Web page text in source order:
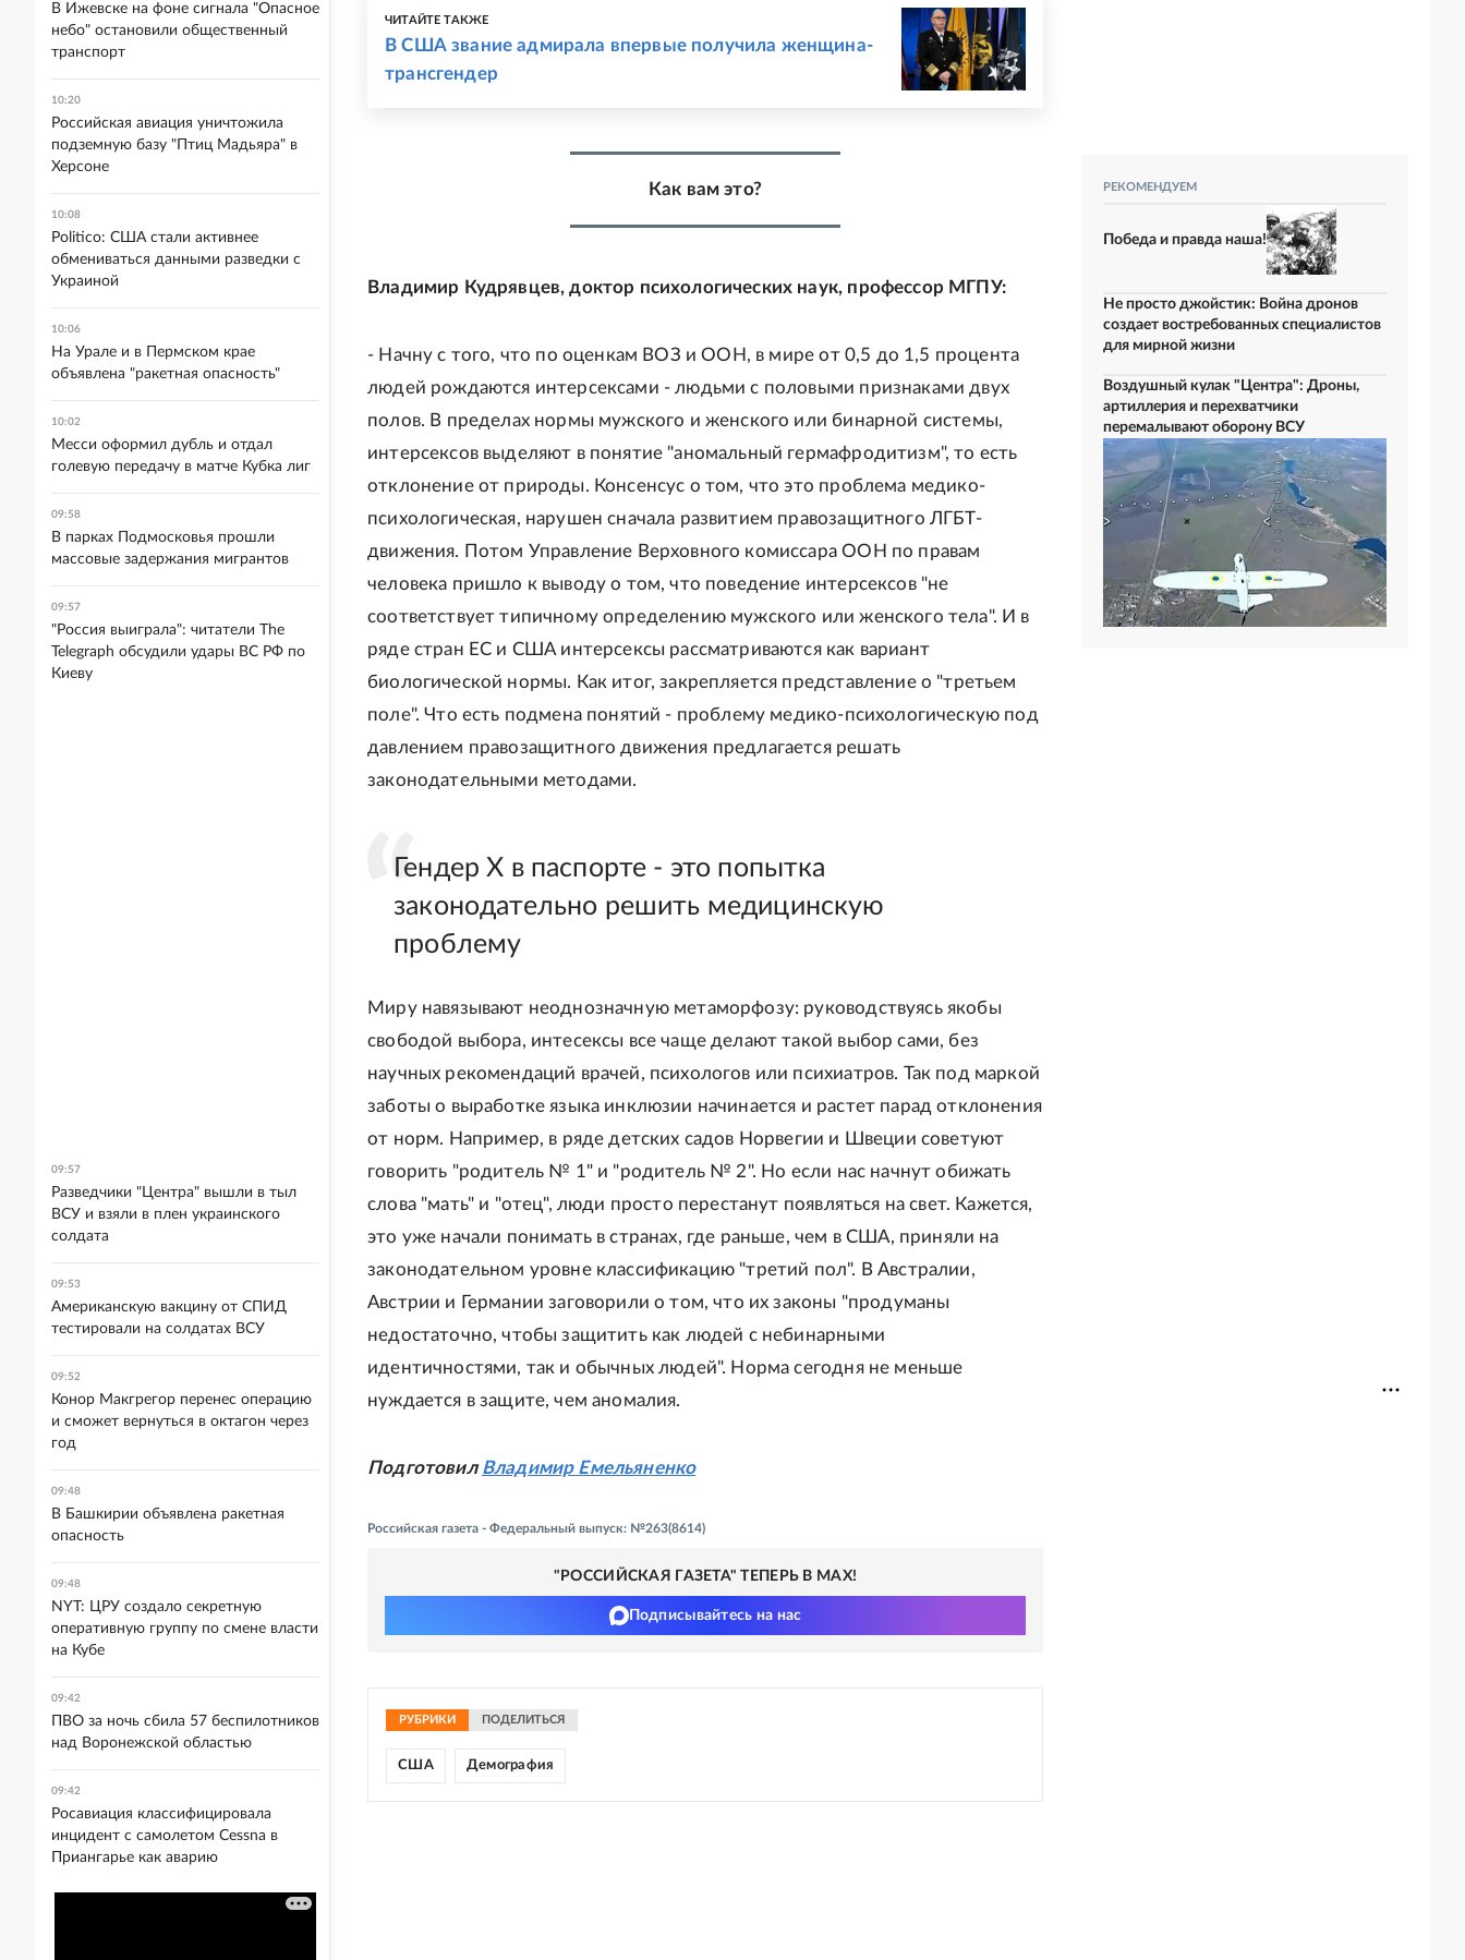
ЧИТАЙТЕ ТАКЖЕ
В США звание адмирала впервые получила женщина-
трансгендер
Как вам это?
Владимир Кудрявцев, доктор психологических наук, профессор МГПУ:
- Начну с того, что по оценкам ВОЗ и ООН, в мире от 0,5 до 1,5 процента
людей рождаются интерсексами - людьми с половыми признаками двух
полов. В пределах нормы мужского и женского или бинарной системы,
интерсексов выделяют в понятие "аномальный гермафродитизм", то есть
отклонение от природы. Консенсус о том, что это проблема медико-
психологическая, нарушен сначала развитием правозащитного ЛГБТ-
движения. Потом Управление Верховного комиссара ООН по правам
человека пришло к выводу о том, что поведение интерсексов "не
соответствует типичному определению мужского или женского тела". И в
ряде стран ЕС и США интерсексы рассматриваются как вариант
биологической нормы. Как итог, закрепляется представление о "третьем
поле". Что есть подмена понятий - проблему медико-психологическую под
давлением правозащитного движения предлагается решать
законодательными методами.
Гендер Х в паспорте - это попытка
законодательно решить медицинскую
проблему
Миру навязывают неоднозначную метаморфозу: руководствуясь якобы
свободой выбора, интесексы все чаще делают такой выбор сами, без
научных рекомендаций врачей, психологов или психиатров. Так под маркой
заботы о выработке языка инклюзии начинается и растет парад отклонения
от норм. Например, в ряде детских садов Норвегии и Швеции советуют
говорить "родитель № 1" и "родитель № 2". Но если нас начнут обижать
слова "мать" и "отец", люди просто перестанут появляться на свет. Кажется,
это уже начали понимать в странах, где раньше, чем в США, приняли на
законодательном уровне классификацию "третий пол". В Австралии,
Австрии и Германии заговорили о том, что их законы "продуманы
недостаточно, чтобы защитить как людей с небинарными
идентичностями, так и обычных людей". Норма сегодня не меньше
нуждается в защите, чем аномалия.
ПодготовилВладимир Емельяненко
Российская газета - Федеральный выпуск: №263(8614)
"РОССИЙСКАЯ ГАЗЕТА" ТЕПЕРЬ В MAX!
Подписывайтесь на нас
РУБРИКИ ПОДЕЛИТЬСЯ
США Демография
РЕКОМЕНДУЕМ
Победа и правда наша!
Не просто джойстик: Война дронов
создает востребованных специалистов
для мирной жизни
Воздушный кулак "Центра": Дроны,
артиллерия и перехватчики
перемалывают оборону ВСУ
В Ижевске на фоне сигнала "Опасное
небо" остановили общественный
транспорт
10:20
Российская авиация уничтожила
подземную базу "Птиц Мадьяра" в
Херсоне
10:08
Politico: США стали активнее
обмениваться данными разведки с
Украиной
10:06
На Урале и в Пермском крае
объявлена "ракетная опасность"
10:02
Месси оформил дубль и отдал
голевую передачу в матче Кубка лиг
09:58
В парках Подмосковья прошли
массовые задержания мигрантов
09:57
"Россия выиграла": читатели The
Telegraph обсудили удары ВС РФ по
Киеву
09:57
Разведчики "Центра" вышли в тыл
ВСУ и взяли в плен украинского
солдата
09:53
Американскую вакцину от СПИД
тестировали на солдатах ВСУ
09:52
Конор Макгрегор перенес операцию
и сможет вернуться в октагон через
год
09:48
В Башкирии объявлена ракетная
опасность
09:48
NYT: ЦРУ создало секретную
оперативную группу по смене власти
на Кубе
09:42
ПВО за ночь сбила 57 беспилотников
над Воронежской областью
09:42
Росавиация классифицировала
инцидент с самолетом Cessna в
Приангарье как аварию